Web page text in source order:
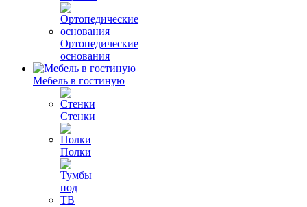
Ортопедические
основания
Мебель в гостиную
Стенки
Полки